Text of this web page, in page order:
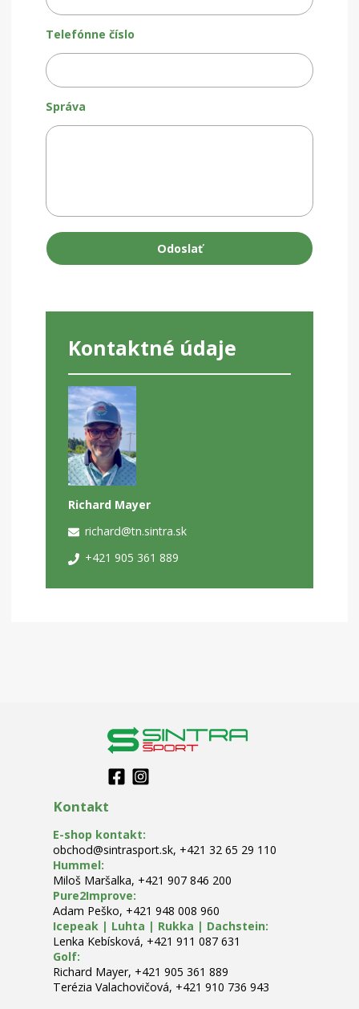
Telefónne číslo
Správa
Odoslať
Kontaktné údaje
Richard Mayer
richard@tn.sintra.sk
+421 905 361 889
Kontakt
E-shop kontakt:
obchod@sintrasport.sk, +421 32 65 29 110
Hummel:
Miloš Maršalka, +421 907 846 200
Pure2Improve:
Adam Peško, +421 948 008 960
Icepeak | Luhta | Rukka | Dachstein:
Lenka Kebísková, +421 911 087 631
Golf:
Richard Mayer, +421 905 361 889
Terézia Valachovičová, +421 910 736 943